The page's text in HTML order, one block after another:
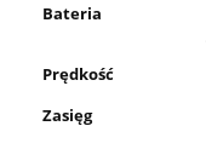
Bateria
Prędkość
Zasięg